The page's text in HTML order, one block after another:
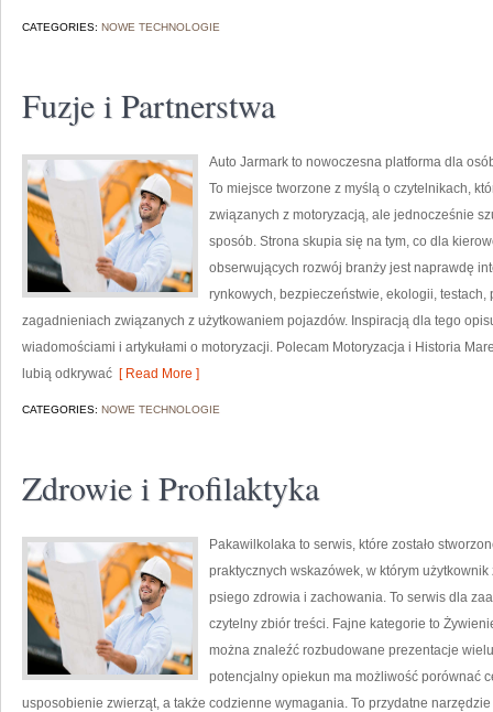
CATEGORIES: NOWE TECHNOLOGIE
Fuzje i Partnerstwa
Auto Jarmark to nowoczesna platforma dla
To miejsce tworzone z myślą o czytelnikach,
związanych z motoryzacją, ale jednocześnie
sposób. Strona skupia się na tym, co dla
obserwujących rozwój branży jest naprawdę
rynkowych, bezpieczeństwie, ekologii,
zagadnieniach związanych z użytkowaniem pojazdów. Inspiracją dla tego
wiadomościami i artykułami o motoryzacji. Polecam Motoryzacja i Historia
lubią odkrywać [ Read More ]
CATEGORIES: NOWE TECHNOLOGIE
Zdrowie i Profilaktyka
Pakawilkolaka to serwis, które zostało
praktycznych wskazówek, w którym
psiego zdrowia i zachowania. To serwis dla
czytelny zbiór treści. Fajne kategorie to
można znaleźć rozbudowane prezentacje
potencjalny opiekun ma możliwość porównać
usposobienie zwierząt, a także codzienne wymagania. To przydatne